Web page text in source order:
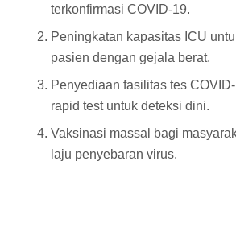
terkonfirmasi COVID-19.
Peningkatan kapasitas ICU
pasien dengan gejala berat.
Penyediaan fasilitas tes
rapid test untuk deteksi dini.
Vaksinasi massal bagi
laju penyebaran virus.